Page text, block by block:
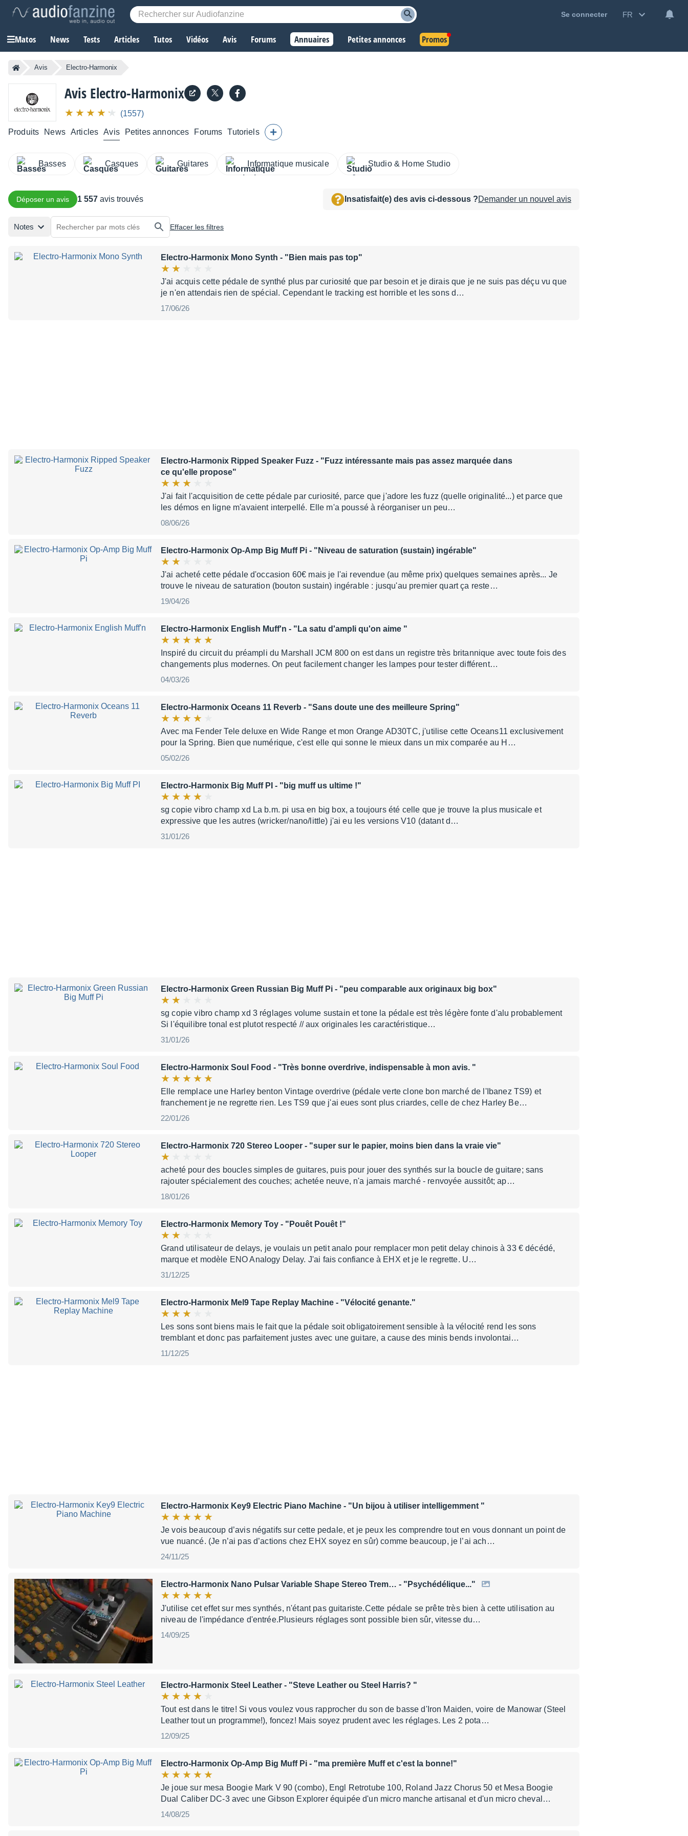
Se connecter FR
Matos News Tests Articles Tutos Vidéos Avis Forums Annuaires Petites annonces Promos
Avis Electro-Harmonix
Avis Electro-Harmonix
(1557)
Produits News Articles Avis Petites annonces Forums Tutoriels
Basses Casques Guitares Informatique musicale Studio & Home Studio
Déposer un avis 1 557 avis trouvés Insatisfait(e) des avis ci-dessous ?Demander un nouvel avis
Notes Effacer les filtres
Electro-Harmonix Mono Synth - "Bien mais pas top"
J'ai acquis cette pédale de synthé plus par curiosité que par besoin et je dirais que je ne suis pas déçu vu que
je n'en attendais rien de spécial. Cependant le tracking est horrible et les sons d…
17/06/26
Electro-Harmonix Ripped Speaker Fuzz - "Fuzz intéressante mais pas assez marquée dans
ce qu'elle propose"
J'ai fait l'acquisition de cette pédale par curiosité, parce que j'adore les fuzz (quelle originalité...) et parce que
les démos en ligne m'avaient interpellé. Elle m'a poussé à réorganiser un peu…
08/06/26
Electro-Harmonix Op-Amp Big Muff Pi - "Niveau de saturation (sustain) ingérable"
J'ai acheté cette pédale d'occasion 60€ mais je l'ai revendue (au même prix) quelques semaines après... Je
trouve le niveau de saturation (bouton sustain) ingérable : jusqu'au premier quart ça reste…
19/04/26
Electro-Harmonix English Muff'n - "La satu d'ampli qu'on aime "
Inspiré du circuit du préampli du Marshall JCM 800 on est dans un registre très britannique avec toute fois des
changements plus modernes. On peut facilement changer les lampes pour tester différent…
04/03/26
Electro-Harmonix Oceans 11 Reverb - "Sans doute une des meilleure Spring"
Avec ma Fender Tele deluxe en Wide Range et mon Orange AD30TC, j'utilise cette Oceans11 exclusivement
pour la Spring. Bien que numérique, c'est elle qui sonne le mieux dans un mix comparée au H…
05/02/26
Electro-Harmonix Big Muff PI - "big muff us ultime !"
sg copie vibro champ xd La b.m. pi usa en big box, a toujours été celle que je trouve la plus musicale et
expressive que les autres (wricker/nano/little) j'ai eu les versions V10 (datant d…
31/01/26
Electro-Harmonix Green Russian Big Muff Pi - "peu comparable aux originaux big box"
sg copie vibro champ xd 3 réglages volume sustain et tone la pédale est très légère fonte d'alu probablement
Si l'équilibre tonal est plutot respecté // aux originales les caractéristique…
31/01/26
Electro-Harmonix Soul Food - "Très bonne overdrive, indispensable à mon avis. "
Elle remplace une Harley benton Vintage overdrive (pédale verte clone bon marché de l'Ibanez TS9) et
franchement je ne regrette rien. Les TS9 que j'ai eues sont plus criardes, celle de chez Harley Be…
22/01/26
Electro-Harmonix 720 Stereo Looper - "super sur le papier, moins bien dans la vraie vie"
acheté pour des boucles simples de guitares, puis pour jouer des synthés sur la boucle de guitare; sans
rajouter spécialement des couches; achetée neuve, n'a jamais marché - renvoyée aussitôt; ap…
18/01/26
Electro-Harmonix Memory Toy - "Pouêt Pouêt !"
Grand utilisateur de delays, je voulais un petit analo pour remplacer mon petit delay chinois à 33 € décédé,
marque et modèle ENO Analogy Delay. J'ai fais confiance à EHX et je le regrette. U…
31/12/25
Electro-Harmonix Mel9 Tape Replay Machine - "Vélocité genante."
Les sons sont biens mais le fait que la pédale soit obligatoirement sensible à la vélocité rend les sons
tremblant et donc pas parfaitement justes avec une guitare, a cause des minis bends involontai…
11/12/25
Electro-Harmonix Key9 Electric Piano Machine - "Un bijou à utiliser intelligemment "
Je vois beaucoup d’avis négatifs sur cette pedale, et je peux les comprendre tout en vous donnant un point de
vue nuancé. (Je n’ai pas d’actions chez EHX soyez en sûr) comme beaucoup, je l’ai ach…
24/11/25
Electro-Harmonix Nano Pulsar Variable Shape Stereo Trem… - "Psychédélique..."
J'utilise cet effet sur mes synthés, n'étant pas guitariste.Cette pédale se prête très bien à cette utilisation au
niveau de l'impédance d'entrée.Plusieurs réglages sont possible bien sûr, vitesse du…
14/09/25
Electro-Harmonix Steel Leather - "Steve Leather ou Steel Harris? "
Tout est dans le titre! Si vous voulez vous rapprocher du son de basse d'Iron Maiden, voire de Manowar (Steel
Leather tout un programme!), foncez! Mais soyez prudent avec les réglages. Les 2 pota…
12/09/25
Electro-Harmonix Op-Amp Big Muff Pi - "ma première Muff et c'est la bonne!"
Je joue sur mesa Boogie Mark V 90 (combo), Engl Retrotube 100, Roland Jazz Chorus 50 et Mesa Boogie
Dual Caliber DC-3 avec une Gibson Explorer équipée d'un micro manche artisanal et d'un micro cheval…
14/08/25